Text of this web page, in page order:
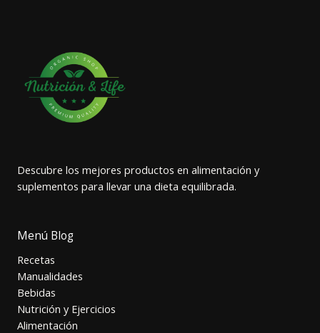
Descubre los mejores productos en alimentación y
suplementos para llevar una dieta equilibrada.
Menú Blog
Recetas
Manualidades
Bebidas
Nutrición y Ejercicios
Alimentación